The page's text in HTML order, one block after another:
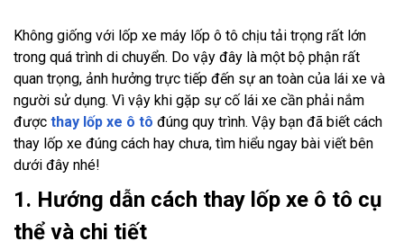
Không giống với lốp xe máy lốp ô tô chịu tải trọng rất lớn
trong quá trình di chuyển. Do vậy đây là một bộ phận rất
quan trọng, ảnh hưởng trực tiếp đến sự an toàn của lái xe và
người sử dụng. Vì vậy khi gặp sự cố lái xe cần phải nắm
được thay lốp xe ô tô đúng quy trình. Vậy bạn đã biết cách
thay lốp xe đúng cách hay chưa, tìm hiểu ngay bài viết bên
dưới đây nhé!
1. Hướng dẫn cách thay lốp xe ô tô cụ
thể và chi tiết